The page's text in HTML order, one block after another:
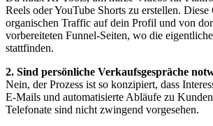
Reels oder YouTube Shorts zu erstellen.
organischen Traffic auf dein Profil und von
vorbereiteten Funnel-Seiten, wo die
stattfinden.
2. Sind persönliche Verkaufsgespräche
Nein, der Prozess ist so konzipiert, dass
E-Mails und automatisierte Abläufe zu
Telefonate sind nicht zwingend vorgesehen.